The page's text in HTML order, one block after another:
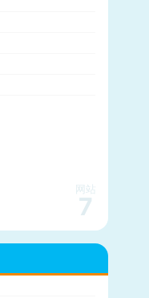
网站
7